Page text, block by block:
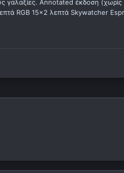
γαλαξίες. Annotated έκδοση (χωρίς
RGB 15x2 λεπτά Skywatcher